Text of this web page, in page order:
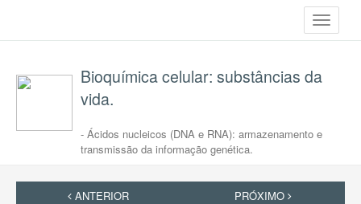
Toggle
Bioquímica celular: substâncias da
vida.
- Ácidos nucleicos (DNA e RNA): armazenamento e
transmissão da informação genética.
ANTERIOR PRÓXIMO